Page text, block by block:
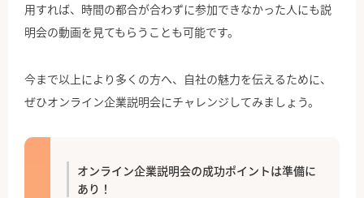
用すれば、時間の都合が合わずに参加できなかった人にも説
明会の動画を見てもらうことも可能です。
今まで以上により多くの方へ、自社の魅力を伝えるために、
ぜひオンライン企業説明会にチャレンジしてみましょう。
オンライン企業説明会の成功ポイントは準備に
あり！